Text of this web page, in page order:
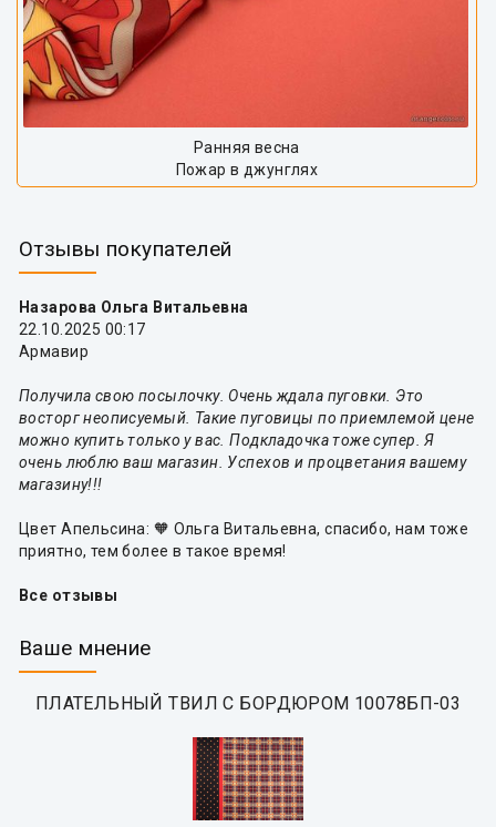
Ранняя весна
Пожар в джунглях
Отзывы покупателей
Назарова Ольга Витальевна
22.10.2025 00:17
Армавир
Получила свою посылочку. Очень ждала пуговки. Это
восторг неописуемый. Такие пуговицы по приемлемой цене
можно купить только у вас. Подкладочка тоже супер. Я
очень люблю ваш магазин. Успехов и процветания вашему
магазину!!!
Цвет Апельсина: 🧡 Ольга Витальевна, спасибо, нам тоже
приятно, тем более в такое время!
Все отзывы
Ваше мнение
ПЛАТЕЛЬНЫЙ ТВИЛ С БОРДЮРОМ 10078БП-03